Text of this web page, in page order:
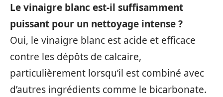
Le vinaigre blanc est-il suffisamment
puissant pour un nettoyage intense ?
Oui, le vinaigre blanc est acide et efficace
contre les dépôts de calcaire,
particulièrement lorsqu’il est combiné avec
d’autres ingrédients comme le bicarbonate.